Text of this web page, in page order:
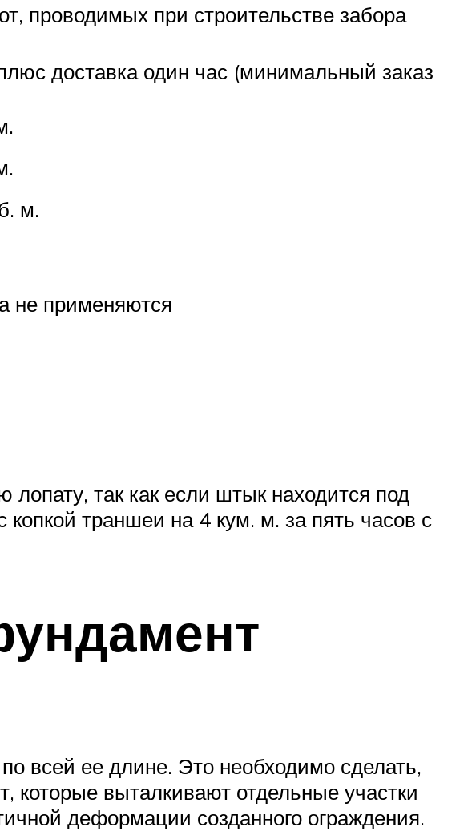
проводимых при строительстве забора
доставка один час (минимальный заказ
м.
не применяются
так как если штык находится под
траншеи на 4 кум. м. за пять часов с
всей ее длине. Это необходимо сделать,
которые выталкивают отдельные участки
деформации созданного ограждения.